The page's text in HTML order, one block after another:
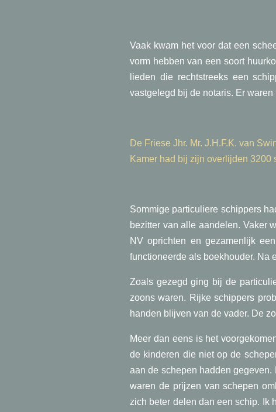
Vaak kwam het voor dat een
vorm hebben van een soort
lieden die rechtstreeks een
vastgelegd bij de notaris. Er
De Friese Jhr. Mr. J.H.F.K. van
Kamer had bij zijn overlijden
Sommige particuliere schippers
bezitter van alle aandelen. Vaker
NV oprichten en gezamenlijk
functioneerde als boekhouder. Na
Zoals gezegd ging bij de
zoons waren. Rijke schippers
handen blijven van de vader. De
Meer dan eens is het
de kinderen die niet op de
aan de schepen hadden
waren de prijzen van schepen
zich beter delen dan een schip. Ik